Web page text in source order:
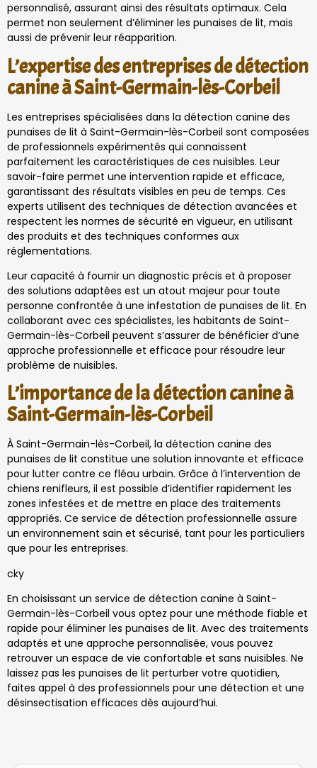
personnalisé, assurant ainsi des résultats optimaux. Cela
permet non seulement d’éliminer les punaises de lit, mais
aussi de prévenir leur réapparition.
L’expertise des entreprises de détection
canine à Saint-Germain-lès-Corbeil
Les entreprises spécialisées dans la détection canine des
punaises de lit à Saint-Germain-lès-Corbeil sont composées
de professionnels expérimentés qui connaissent
parfaitement les caractéristiques de ces nuisibles. Leur
savoir-faire permet une intervention rapide et efficace,
garantissant des résultats visibles en peu de temps. Ces
experts utilisent des techniques de détection avancées et
respectent les normes de sécurité en vigueur, en utilisant
des produits et des techniques conformes aux
réglementations.
Leur capacité à fournir un diagnostic précis et à proposer
des solutions adaptées est un atout majeur pour toute
personne confrontée à une infestation de punaises de lit. En
collaborant avec ces spécialistes, les habitants de Saint-
Germain-lès-Corbeil peuvent s’assurer de bénéficier d’une
approche professionnelle et efficace pour résoudre leur
problème de nuisibles.
L’importance de la détection canine à
Saint-Germain-lès-Corbeil
À Saint-Germain-lès-Corbeil, la détection canine des
punaises de lit constitue une solution innovante et efficace
pour lutter contre ce fléau urbain. Grâce à l’intervention de
chiens renifleurs, il est possible d’identifier rapidement les
zones infestées et de mettre en place des traitements
appropriés. Ce service de détection professionnelle assure
un environnement sain et sécurisé, tant pour les particuliers
que pour les entreprises.
cky
En choisissant un service de détection canine à Saint-
Germain-lès-Corbeil vous optez pour une méthode fiable et
rapide pour éliminer les punaises de lit. Avec des traitements
adaptés et une approche personnalisée, vous pouvez
retrouver un espace de vie confortable et sans nuisibles. Ne
laissez pas les punaises de lit perturber votre quotidien,
faites appel à des professionnels pour une détection et une
désinsectisation efficaces dès aujourd’hui.